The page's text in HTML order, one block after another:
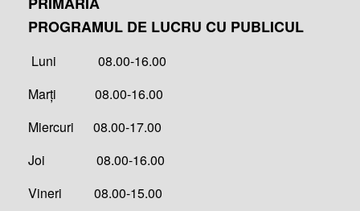
PROGRAMUL DE LUCRU CU PUBLICUL
Luni 08.00-16.00
Marți 08.00-16.00
Miercuri 08.00-17.00
Joi 08.00-16.00
Vineri 08.00-15.00